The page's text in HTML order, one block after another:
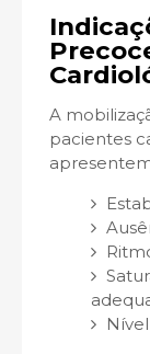
A
pacientes